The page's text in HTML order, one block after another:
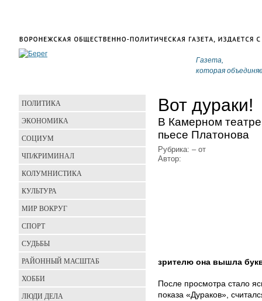
Газета,
которая
Вот дураки!
В Камерном
пьесе Платонова
Рубрика: – от
Автор:
зрителю она вышла
После просмотра стало
показа «Дураков»,
ПОЛИТИКА
ЭКОНОМИКА
СОЦИУМ
ЧП/КРИМИНАЛ
КОЛУМНИСТИКА
КУЛЬТУРА
МИР ВОКРУГ
СПОРТ
СУДЬБЫ
РАЙОННЫЙ МАСШТАБ
ХОББИ
ЛЮДИ ДЕЛА